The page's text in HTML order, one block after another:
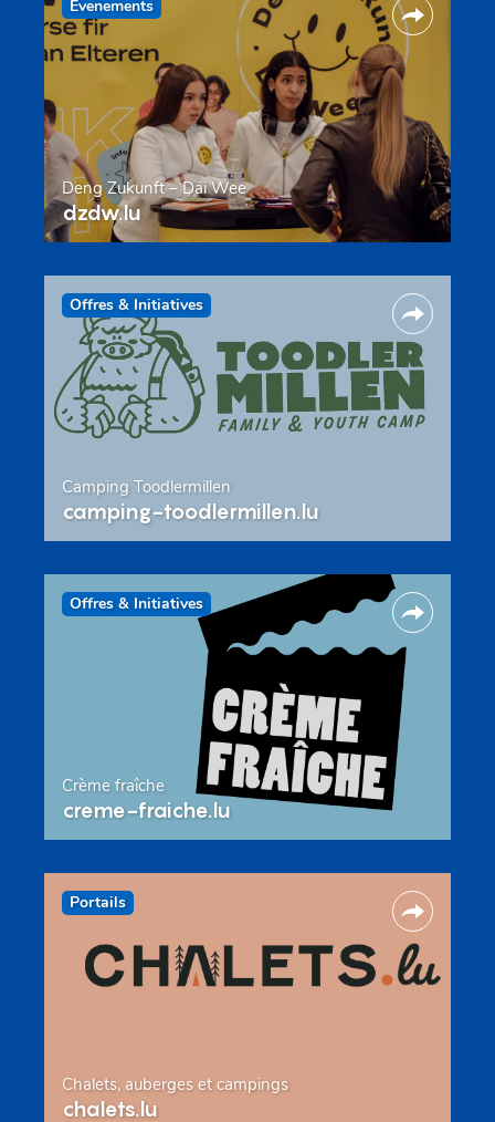
Evenements
Deng Zukunft – Däi Wee
dzdw.lu
Offres & Initiatives
Camping Toodlermillen
camping-toodlermillen.lu
Offres & Initiatives
Crème fraîche
creme-fraiche.lu
Portails
Chalets, auberges et campings
chalets.lu